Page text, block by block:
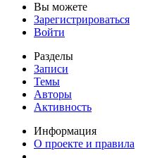
Вы можете
Зарегистрироваться
Войти
Разделы
Записи
Темы
Авторы
Активность
Информация
О проекте и правила